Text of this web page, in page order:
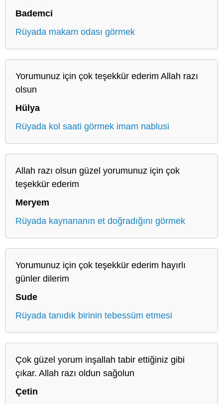
Bademci
Rüyada makam odası görmek
Yorumunuz için çok teşekkür ederim Allah razı
olsun
Hülya
Rüyada kol saati görmek imam nablusi
Allah razı olsun güzel yorumunuz için çok
teşekkür ederim
Meryem
Rüyada kaynananın et doğradığını görmek
Yorumunuz için çok teşekkür ederim hayırlı
günler dilerim
Sude
Rüyada tanıdık birinin tebessüm etmesi
Çok güzel yorum inşallah tabir ettiğiniz gibi
çıkar. Allah razı oldun sağolun
Çetin